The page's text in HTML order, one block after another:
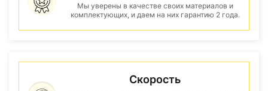
Мы уверены в качестве своих материалов и
комплектующих, и даем на них гарантию 2 года.
Скорость